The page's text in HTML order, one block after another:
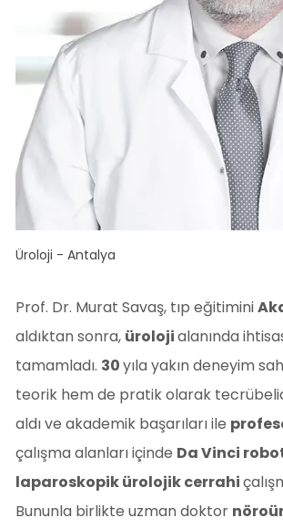
Üroloji - Antalya
⁠Prof. Dr. Murat Savaş, tıp eğitimini
aldıktan sonra, ürolojialanında
tamamladı. 30yıla yakın deneyim
teorik hem de pratik olarak
aldı ve akademik başarıları ile
çalışma alanları içinde Da Vinci
laparoskopik ürolojik cerrahi
Bununla birlikte uzman doktor